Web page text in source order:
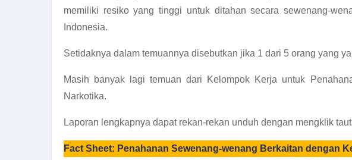
memiliki resiko yang tinggi untuk ditahan secara sewenang-
Indonesia.
Setidaknya dalam temuannya disebutkan jika 1 dari 5 orang yang
Masih banyak lagi temuan dari Kelompok Kerja untuk
Narkotika.
Laporan lengkapnya dapat rekan-rekan unduh dengan mengklik
Fact Sheet: Penahanan Sewenang-wenang Berkaitan dengan